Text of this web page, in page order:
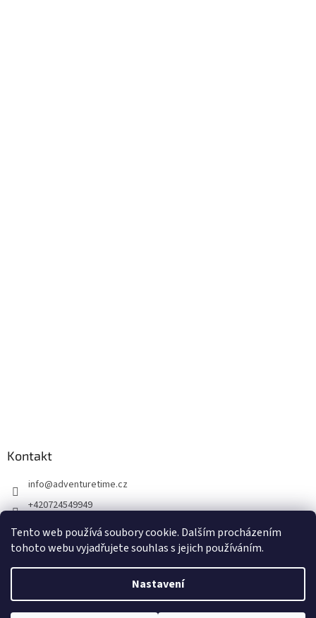
Tento web používá soubory cookie. Dalším procházením
tohoto webu vyjadřujete souhlas s jejich používáním.
Nastavení
Kontakt
info@adventuretime.cz
+420724549949
+420606618099
Vytvořil Shoptet